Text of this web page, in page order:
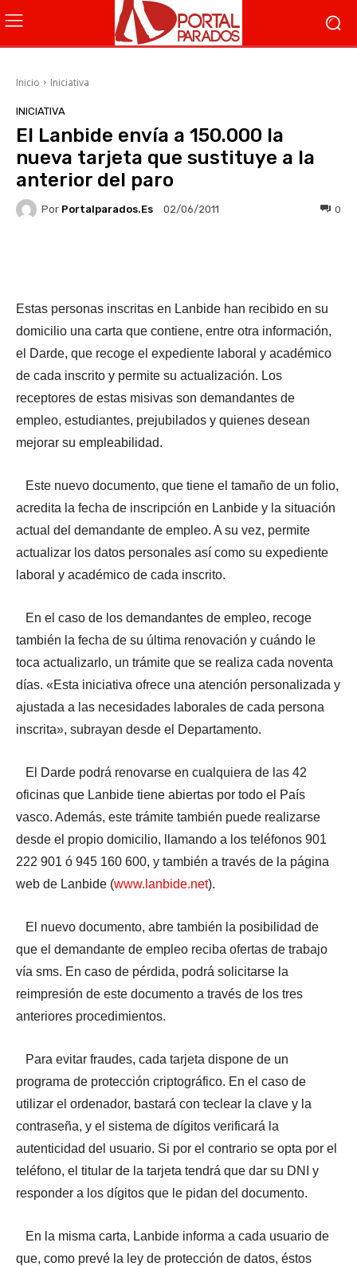
Inicio Iniciativa
INICIATIVA
El Lanbide envía a 150.000 la
nueva tarjeta que sustituye a la
anterior del paro
Por Portalparados.es 02/06/2011 0
Estas personas inscritas en Lanbide han recibido en su
domicilio una carta que contiene, entre otra información,
el Darde, que recoge el expediente laboral y académico
de cada inscrito y permite su actualización. Los
receptores de estas misivas son demandantes de
empleo, estudiantes, prejubilados y quienes desean
mejorar su empleabilidad.
Este nuevo documento, que tiene el tamaño de un folio,
acredita la fecha de inscripción en Lanbide y la situación
actual del demandante de empleo. A su vez, permite
actualizar los datos personales así como su expediente
laboral y académico de cada inscrito.
En el caso de los demandantes de empleo, recoge
también la fecha de su última renovación y cuándo le
toca actualizarlo, un trámite que se realiza cada noventa
días. «Esta iniciativa ofrece una atención personalizada y
ajustada a las necesidades laborales de cada persona
inscrita», subrayan desde el Departamento.
El Darde podrá renovarse en cualquiera de las 42
oficinas que Lanbide tiene abiertas por todo el País
vasco. Además, este trámite también puede realizarse
desde el propio domicilio, llamando a los teléfonos 901
222 901 ó 945 160 600, y también a través de la página
web de Lanbide (www.lanbide.net).
El nuevo documento, abre también la posibilidad de
que el demandante de empleo reciba ofertas de trabajo
vía sms. En caso de pérdida, podrá solicitarse la
reimpresión de este documento a través de los tres
anteriores procedimientos.
Para evitar fraudes, cada tarjeta dispone de un
programa de protección criptográfico. En el caso de
utilizar el ordenador, bastará con teclear la clave y la
contraseña, y el sistema de dígitos verificará la
autenticidad del usuario. Si por el contrario se opta por el
teléfono, el titular de la tarjeta tendrá que dar su DNI y
responder a los dígitos que le pidan del documento.
En la misma carta, Lanbide informa a cada usuario de
que, como prevé la ley de protección de datos, éstos